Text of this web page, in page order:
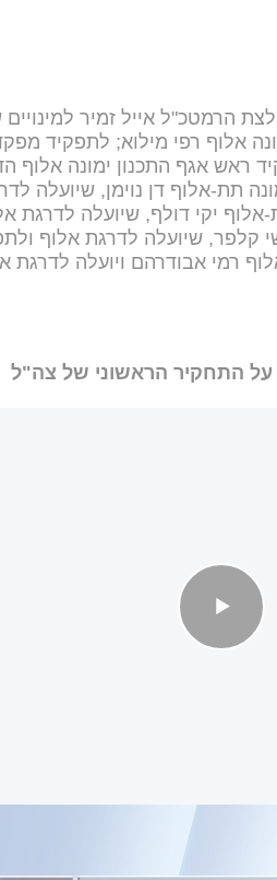
הרמטכ"ל אייל זמיר
אלוף רפי מילוא; לתפקיד
ראש אגף התכנון ימונה אלוף
תת-אלוף דן נוימן, שיועלה
יקי דולף, שיועלה לדרגת
קלפר, שיועלה לדרגת אלוף
רמי אבודרהם ויועלה לדרגת
על התחקיר הראשוני של צה"ל